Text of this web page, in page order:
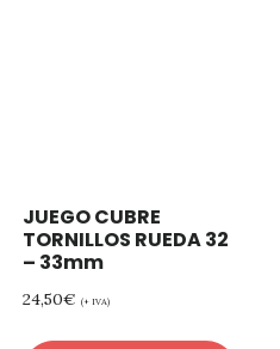
JUEGO CUBRE
TORNILLOS RUEDA 32
– 33mm
24,50€ (+ IVA)